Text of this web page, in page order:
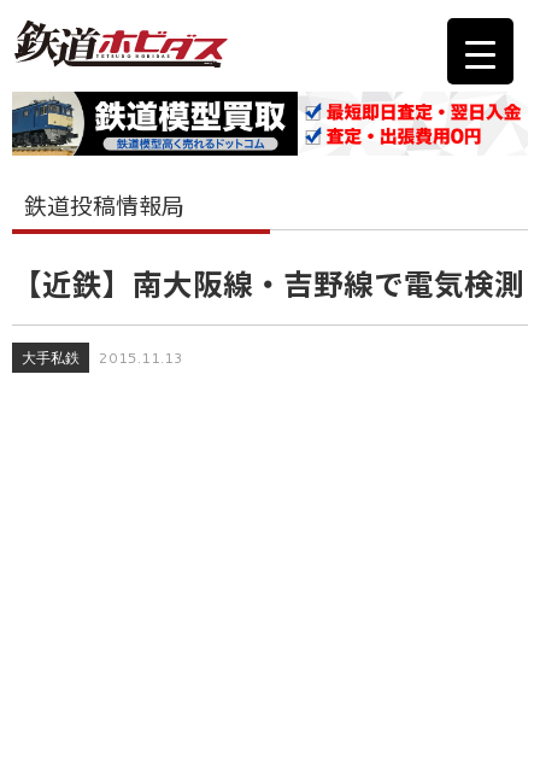
鉄道投稿情報局
【近鉄】南大阪線・吉野線で電気検測
大手私鉄 2015.11.13